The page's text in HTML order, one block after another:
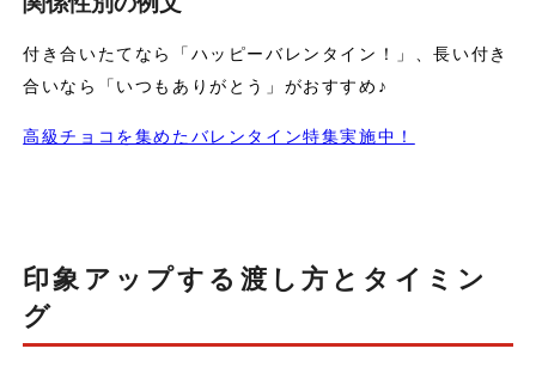
付き合いたてなら「ハッピーバレンタイン！」、長い付き
合いなら「いつもありがとう」がおすすめ♪
高級チョコを集めたバレンタイン特集実施中！
印象アップする渡し方とタイミン
グ